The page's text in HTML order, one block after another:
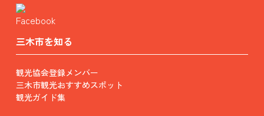
三木市を知る
観光協会登録メンバー
三木市観光おすすめスポット
観光ガイド集